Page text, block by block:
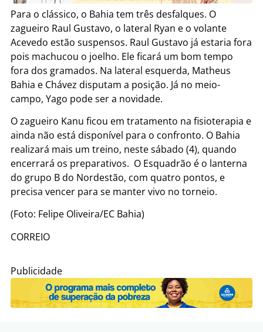
Para o clássico, o Bahia tem três desfalques. O
zagueiro Raul Gustavo, o lateral Ryan e o volante
Acevedo estão suspensos. Raul Gustavo já estaria fora
pois machucou o joelho. Ele ficará um bom tempo
fora dos gramados. Na lateral esquerda, Matheus
Bahia e Chávez disputam a posição. Já no meio-
campo, Yago pode ser a novidade.
O zagueiro Kanu ficou em tratamento na fisioterapia e
ainda não está disponível para o confronto. O Bahia
realizará mais um treino, neste sábado (4), quando
encerrará os preparativos. O Esquadrão é o lanterna
do grupo B do Nordestão, com quatro pontos, e
precisa vencer para se manter vivo no torneio.
(Foto: Felipe Oliveira/EC Bahia)
CORREIO
Publicidade